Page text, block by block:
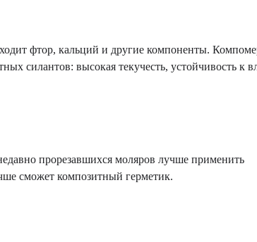
фтор, кальций и другие компоненты.
силантов: высокая текучесть, устойчивость к
прорезавшихся моляров лучше применить
сможет композитный герметик.